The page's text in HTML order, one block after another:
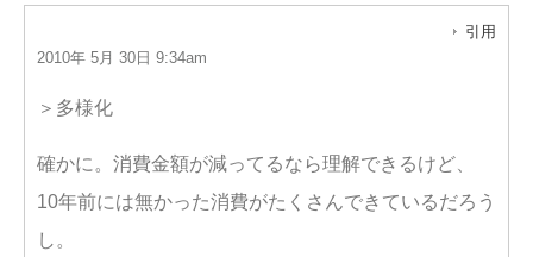
2010年 5月 30日 9:34am
引用
＞多様化
確かに。消費金額が減ってるなら理解できるけど、
10年前には無かった消費がたくさんできているだろう
し。